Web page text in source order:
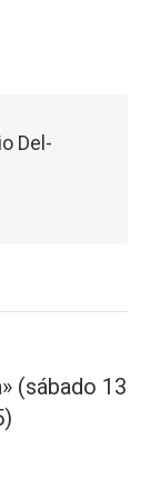
Del-
(sábado 13